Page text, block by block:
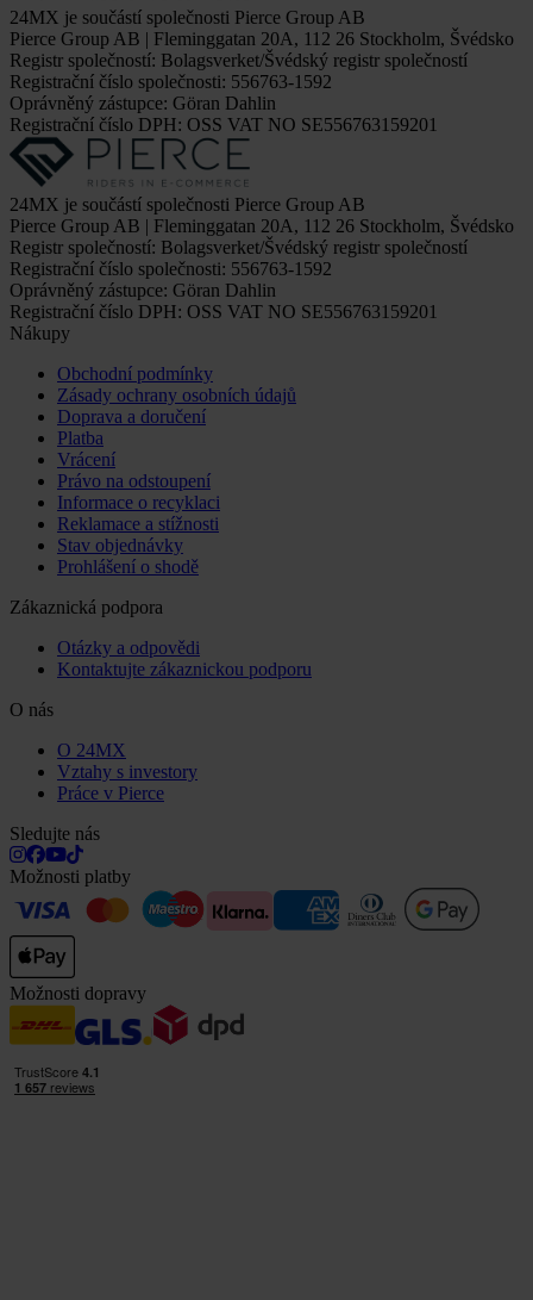
24MX je součástí společnosti Pierce Group AB
Pierce Group AB | Fleminggatan 20A, 112 26 Stockholm, Švédsko
Registr společností: Bolagsverket/Švédský registr společností
Registrační číslo společnosti: 556763-1592
Oprávněný zástupce: Göran Dahlin
Registrační číslo DPH: OSS VAT NO SE556763159201
24MX je součástí společnosti Pierce Group AB
Pierce Group AB | Fleminggatan 20A, 112 26 Stockholm, Švédsko
Registr společností: Bolagsverket/Švédský registr společností
Registrační číslo společnosti: 556763-1592
Oprávněný zástupce: Göran Dahlin
Registrační číslo DPH: OSS VAT NO SE556763159201
Nákupy
Obchodní podmínky
Zásady ochrany osobních údajů
Doprava a doručení
Platba
Vrácení
Právo na odstoupení
Informace o recyklaci
Reklamace a stížnosti
Stav objednávky
Prohlášení o shodě
Zákaznická podpora
Otázky a odpovědi
Kontaktujte zákaznickou podporu
O nás
O 24MX
Vztahy s investory
Práce v Pierce
Sledujte nás
Možnosti platby
Možnosti dopravy